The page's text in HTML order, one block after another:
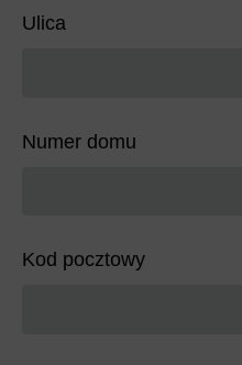
Ulica
Numer domu
Kod pocztowy